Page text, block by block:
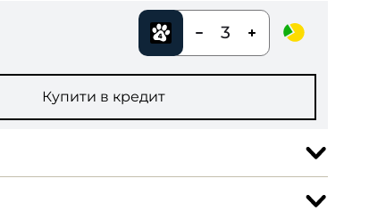
3
Купити в кредит